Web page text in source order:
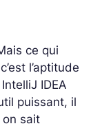
ce qui
l’aptitude
IDEA
puissant, il
on sait